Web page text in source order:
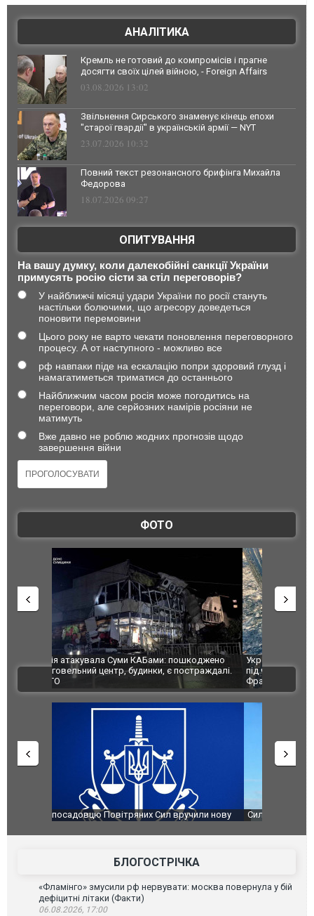
АНАЛІТИКА
Кремль не готовий до компромісів і прагне
досягти своїх цілей війною, - Foreign Affairs
03.08.2026 13:02
Звільнення Сирського знаменує кінець епохи
"старої гвардії" в українській армії — NYT
23.07.2026 10:32
Повний текст резонансного брифінга Михайла
Федорова
18.07.2026 09:27
ОПИТУВАННЯ
На вашу думку, коли далекобійні санкції України
примусять росію сісти за стіл переговорів?
У найближчі місяці удари України по росії стануть
настільки болючими, що агресору доведеться
поновити перемовини
Цього року не варто чекати поновлення переговорного
процесу. А от наступного - можливо все
рф навпаки піде на ескалацію попри здоровий глузд і
намагатиметься триматися до останнього
Найближчим часом росія може погодитись на
переговори, але серйозних намірів росіяни не
матимуть
Вже давно не роблю жодних прогнозів щодо
завершення війни
ФОТО
Українські надзвичайники врятували козуленя
під час ліквідації масштабної лісової пожежі у
Франції
СБУ за
Болгарії
ВІДЕО
Сили оборони уразили Ярославський НПЗ:
атаку. ВІДЕО
Неймар
БЛОГОСТРІЧКА
«Фламінго» змусили рф нервувати: москва повернула у бій
дефіцитні літаки (Факти)
06.08.2026, 17:00